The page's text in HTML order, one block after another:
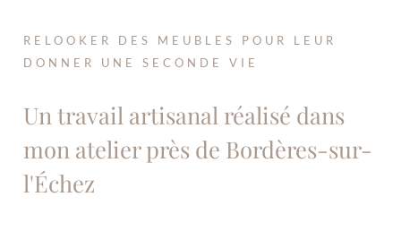
RELOOKER DES MEUBLES POUR LEUR
DONNER UNE SECONDE VIE
Un travail artisanal réalisé dans
mon atelier près de Bordères-sur-
l'Échez